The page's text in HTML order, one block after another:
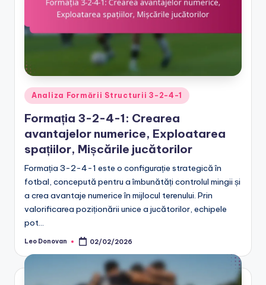
Posted
in
Analiza Formării Structurii 3-2-4-1
Formația 3-2-4-1: Crearea
avantajelor numerice, Exploatarea
spațiilor, Mișcările jucătorilor
Formația 3-2-4-1 este o configurație strategică în
fotbal, concepută pentru a îmbunătăți controlul mingii și
a crea avantaje numerice în mijlocul terenului. Prin
valorificarea poziționării unice a jucătorilor, echipele
pot…
Posted
Leo Donovan 02/02/2026